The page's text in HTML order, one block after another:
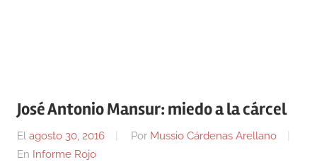
José Antonio Mansur: miedo a la cárcel
El agosto 30, 2016 Por Mussio Cárdenas Arellano
En Informe Rojo